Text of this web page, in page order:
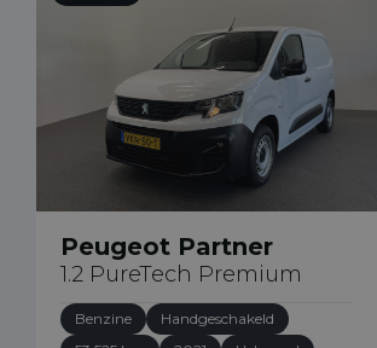
Peugeot Partner
1.2 PureTech Premium
Benzine
Handgeschakeld